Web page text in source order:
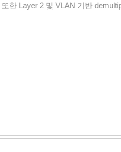
한 Layer 2 및 VLAN 기반